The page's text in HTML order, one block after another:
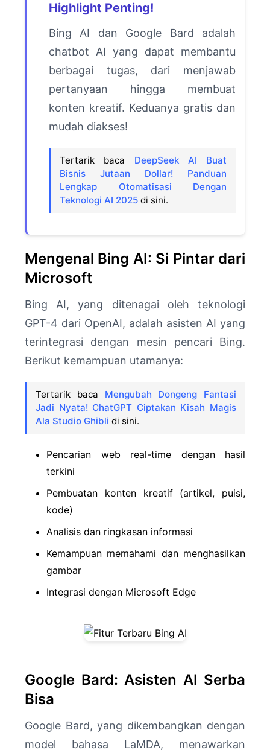
Highlight Penting!
Bing AI dan Google Bard adalah
chatbot AI yang dapat membantu
berbagai tugas, dari menjawab
pertanyaan hingga membuat
konten kreatif. Keduanya gratis dan
mudah diakses!
Tertarik baca DeepSeek AI Buat
Bisnis Jutaan Dollar! Panduan
Lengkap Otomatisasi Dengan
Teknologi AI 2025 di sini.
Mengenal Bing AI: Si Pintar dari
Microsoft
Bing AI, yang ditenagai oleh teknologi
GPT-4 dari OpenAI, adalah asisten AI yang
terintegrasi dengan mesin pencari Bing.
Berikut kemampuan utamanya:
Tertarik baca Mengubah Dongeng Fantasi
Jadi Nyata! ChatGPT Ciptakan Kisah Magis
Ala Studio Ghibli di sini.
Pencarian web real-time dengan hasil
terkini
Pembuatan konten kreatif (artikel, puisi,
kode)
Analisis dan ringkasan informasi
Kemampuan memahami dan menghasilkan
gambar
Integrasi dengan Microsoft Edge
Google Bard: Asisten AI Serba
Bisa
Google Bard, yang dikembangkan dengan
model bahasa LaMDA, menawarkan